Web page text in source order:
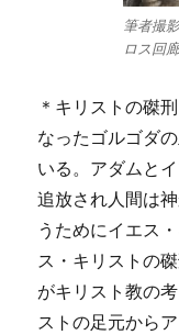
筆者撮
ロス回廊
＊キリストの磔
なったゴルゴダ
いる。アダムと
追放され人間は
うためにイエス
ス・キリストの
がキリスト教の
ストの足元から